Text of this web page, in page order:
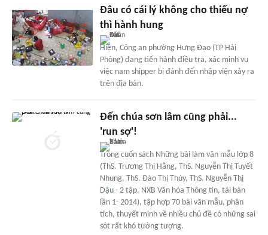
Đâu có cái lý không cho thiếu nợ
thì hành hung
Hiện, Công an phường Hưng Đạo (TP Hải
Phòng) đang tiến hành điều tra, xác minh vụ
việc nam shipper bị đánh đến nhập viện xảy ra
trên địa bàn.
Đến chúa sơn lâm cũng phải...
'run sợ'!
Trong cuốn sách Những bài làm văn mẫu lớp 8
(ThS. Trương Thị Hằng, ThS. Nguyễn Thị Tuyết
Nhung, ThS. Đào Thị Thủy, ThS. Nguyễn Thị
Dậu - 2 tập, NXB Văn hóa Thông tin, tái bản
lần 1- 2014), tập hợp 70 bài văn mẫu, phân
tích, thuyết minh về nhiều chủ đề có những sai
sót rất khó tưởng tượng.